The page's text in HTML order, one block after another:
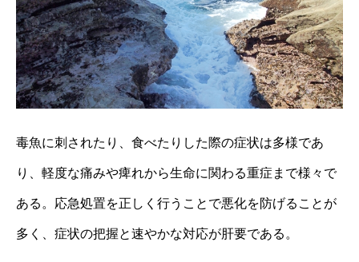
毒魚に刺されたり、食べたりした際の症状は多様であ
り、軽度な痛みや痺れから生命に関わる重症まで様々で
ある。応急処置を正しく行うことで悪化を防げることが
多く、症状の把握と速やかな対応が肝要である。